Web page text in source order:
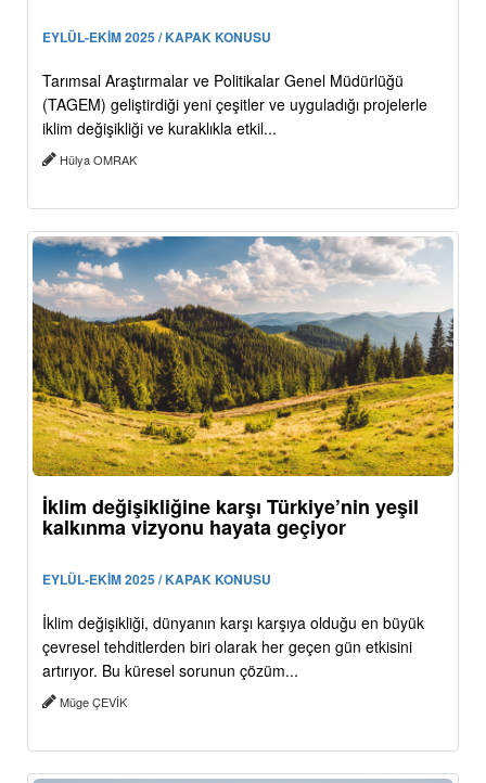
EYLÜL-EKİM 2025 / KAPAK KONUSU
Tarımsal Araştırmalar ve Politikalar Genel Müdürlüğü
(TAGEM) geliştirdiği yeni çeşitler ve uyguladığı projelerle
iklim değişikliği ve kuraklıkla etkil...
Hülya OMRAK
İklim değişikliğine karşı Türkiye’nin yeşil
kalkınma vizyonu hayata geçiyor
EYLÜL-EKİM 2025 / KAPAK KONUSU
İklim değişikliği, dünyanın karşı karşıya olduğu en büyük
çevresel tehditlerden biri olarak her geçen gün etkisini
artırıyor. Bu küresel sorunun çözüm...
Müge ÇEVİK